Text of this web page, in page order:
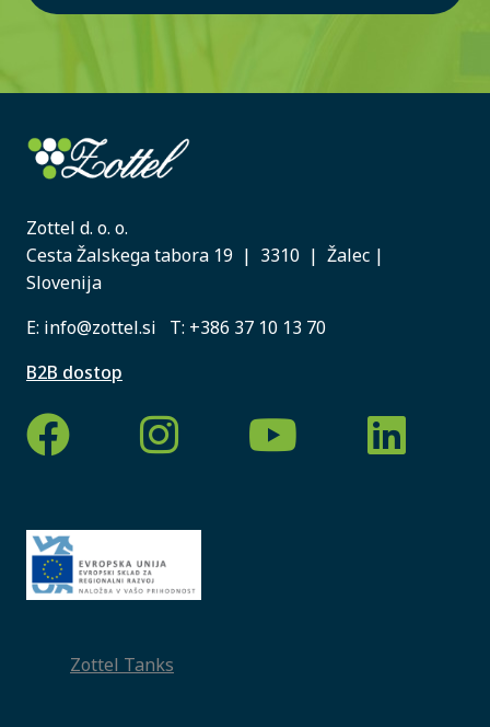
Zottel d. o. o.
Cesta Žalskega tabora 19 | 3310 | Žalec |
Slovenija
E: info@zottel.si T: +386 37 10 13 70
B2B dostop
Zottel Tanks